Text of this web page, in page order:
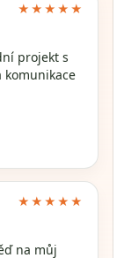
★★★★★
projekt s
★★★★★
na můj